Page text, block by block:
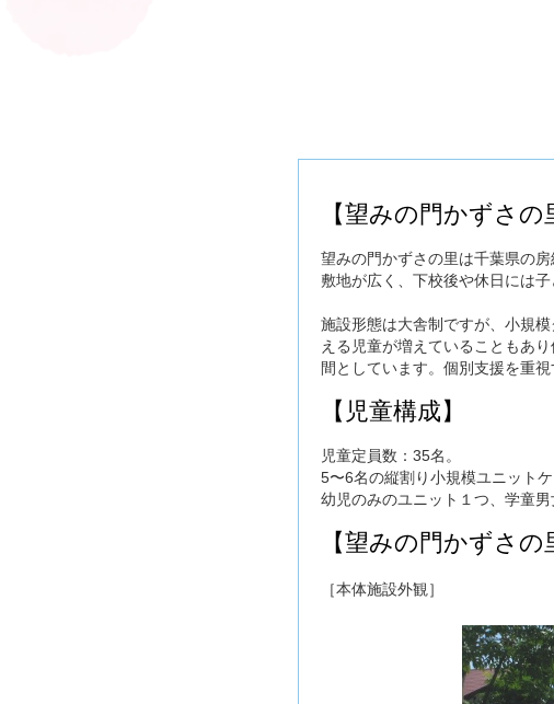
【望みの門かずさの
望みの門かずさの里は千葉県の
敷地が広く、下校後や休日には
施設形態は大舎制ですが、小規
える児童が増えていることもあ
間としています。個別支援を重
【児童構成】
児童定員数：35名。
5〜6名の縦割り小規模ユニットケ
幼児のみのユニット１つ、学童
【望みの門かずさの
［本体施設外観］